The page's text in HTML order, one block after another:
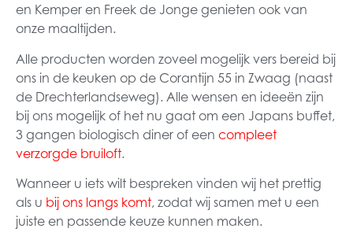
en Kemper en Freek de Jonge genieten ook van
onze maaltijden.
Alle producten worden zoveel mogelijk vers bereid bij
ons in de keuken op de Corantijn 55 in Zwaag (naast
de Drechterlandseweg). Alle wensen en ideeën zijn
bij ons mogelijk of het nu gaat om een Japans buffet,
3 gangen biologisch diner of een compleet
verzorgde bruiloft.
Wanneer u iets wilt bespreken vinden wij het prettig
als u bij ons langs komt, zodat wij samen met u een
juiste en passende keuze kunnen maken.